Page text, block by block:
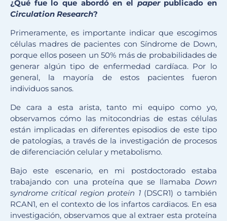
¿Qué fue lo que abordó en el paperpublicado en
Circulation Research?
Primeramente, es importante indicar que escogimos
células madres de pacientes con Síndrome de Down,
porque ellos poseen un 50% más de probabilidades de
generar algún tipo de enfermedad cardíaca. Por lo
general, la mayoría de estos pacientes fueron
individuos sanos.
De cara a esta arista, tanto mi equipo como yo,
observamos cómo las mitocondrias de estas células
están implicadas en diferentes episodios de este tipo
de patologías, a través de la investigación de procesos
de diferenciación celular y metabolismo.
Bajo este escenario, en mi postdoctorado estaba
trabajando con una proteína que se llamaba Down
syndrome critical region protein 1 (DSCR1) o también
RCAN1, en el contexto de los infartos cardiacos. En esa
investigación, observamos que al extraer esta proteína